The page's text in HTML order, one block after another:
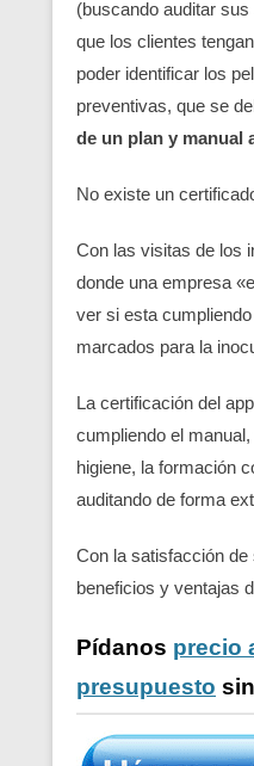
(buscando auditar
que los clientes
poder identificar los
preventivas, que se
de un plan y manual
No existe un
Con las visitas de los
donde una empresa
ver si esta
marcados para la
La certificación del
cumpliendo el
higiene, la formación
auditando de forma
Con la satisfacción
beneficios y ventajas
Pídanos precio
presupuesto